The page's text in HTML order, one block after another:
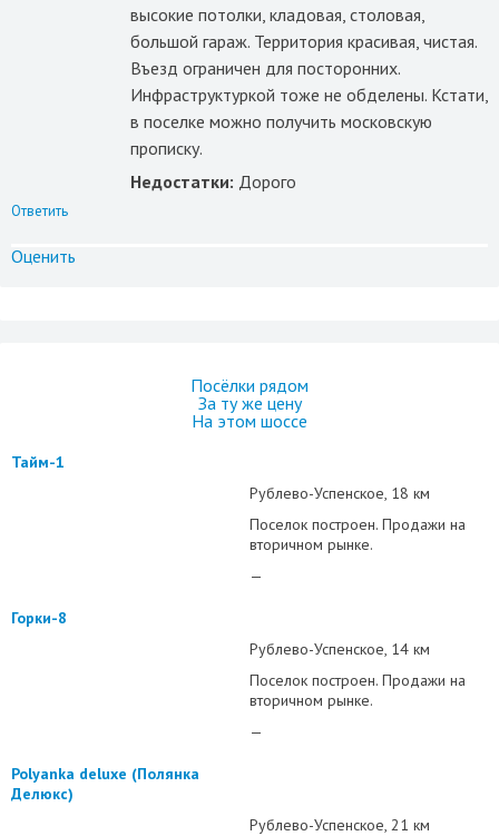
высокие потолки, кладовая, столовая,
большой гараж. Территория красивая, чистая.
Въезд ограничен для посторонних.
Инфраструктуркой тоже не обделены. Кстати,
в поселке можно получить московскую
прописку.
Недостатки: Дорого
Ответить
Оценить
Посёлки рядом
За ту же цену
На этом шоссе
Тайм-1
Рублево-Успенское 18 км
Поселок построен. Продажи на
вторичном рынке.
—
Горки-8
Рублево-Успенское 14 км
Поселок построен. Продажи на
вторичном рынке.
—
Polyanka deluxe (Полянка
Делюкс)
Рублево-Успенское 21 км